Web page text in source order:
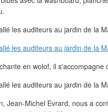
en wolof, il s'accompagne
Jean-Michel Evrard, nous a